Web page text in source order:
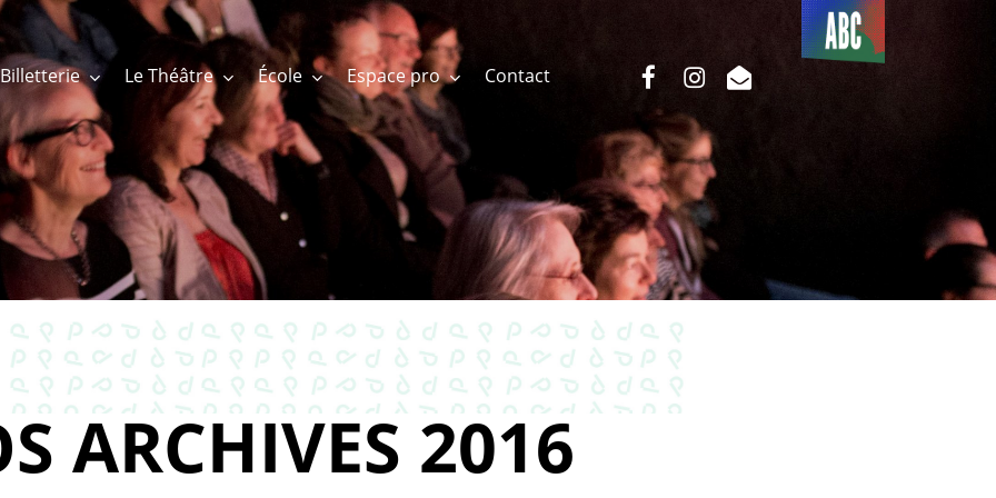
Billetterie Le Théâtre École Espace pro Contact
Du côté
de l’ABC
facebookinstagram
email
ARCHIVES 2016